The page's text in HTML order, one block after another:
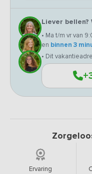
Liever
• Ma t/m vr van
en binnen 3
• Dit
Ervaring